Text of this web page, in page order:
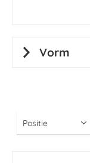
Vorm